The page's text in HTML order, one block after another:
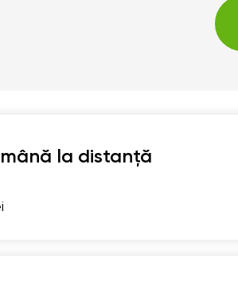
la distanță